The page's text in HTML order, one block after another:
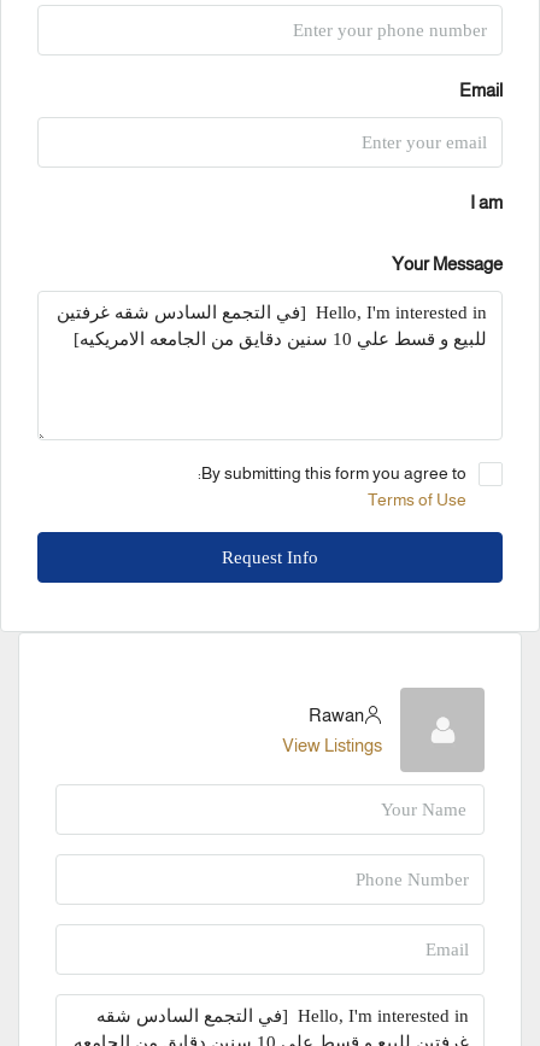
Email
I am
Your Message
By submitting this form you agree to:
Terms of Use
Request Info
Rawan
View Listings